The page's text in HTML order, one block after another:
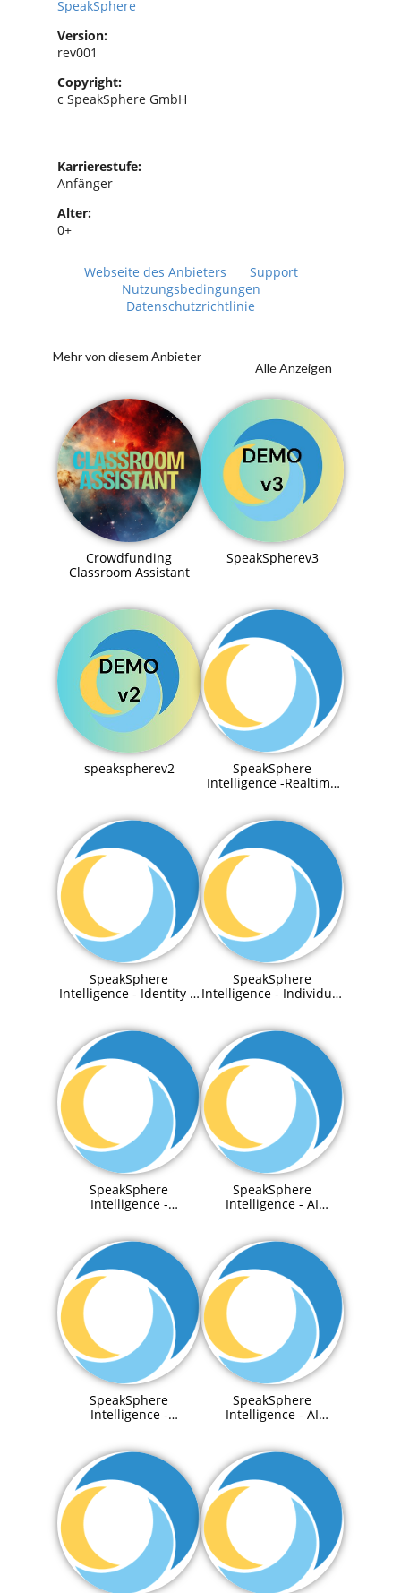
SpeakSphere
Version:
rev001
Copyright:
c SpeakSphere GmbH
Karrierestufe:
Anfänger
Alter:
0+
Webseite des Anbieters
Support
Nutzungsbedingungen
Datenschutzrichtlinie
Mehr von diesem Anbieter
Alle Anzeigen
Crowdfunding
Classroom Assistant
SpeakSpherev3
speakspherev2
SpeakSphere
Intelligence -Realtime
SpeakSphere
Intelligence - Identity &
SpeakSphere
Intelligence - Individual
SpeakSphere
Intelligence -
SpeakSphere
Intelligence - AI
SpeakSphere
Intelligence -
SpeakSphere
Intelligence - AI